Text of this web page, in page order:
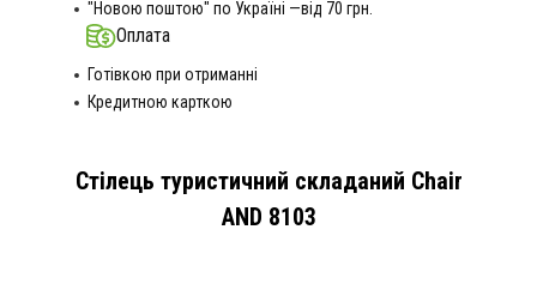
"Новою поштою" по Україні —від 70 грн.
Оплата
Готівкою при отриманні
Кредитною карткою
Стілець туристичний складаний Chair
AND 8103